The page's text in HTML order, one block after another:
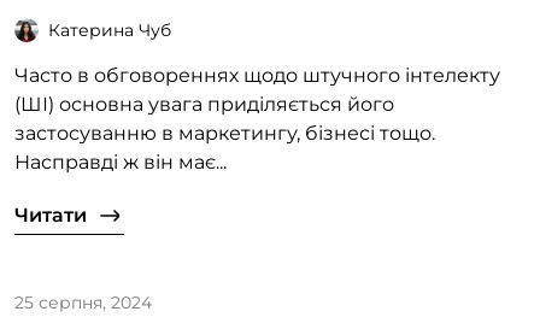
Катерина Чуб
Часто в обговореннях щодо штучного інтелекту
(ШІ) основна увага приділяється його
застосуванню в маркетингу, бізнесі тощо.
Насправді ж він має...
Читати
25 серпня, 2024